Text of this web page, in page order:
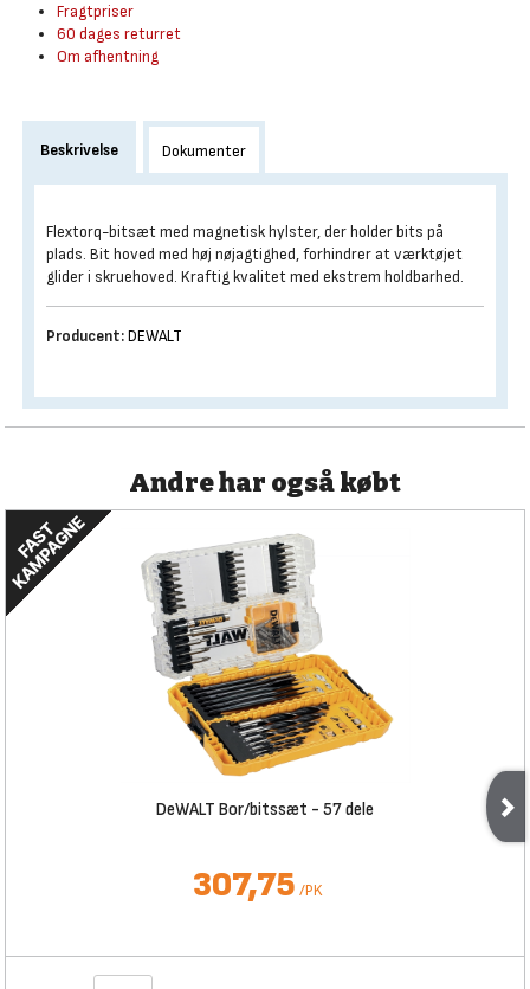
Fragtpriser
60 dages returret
Om afhentning
Beskrivelse Dokumenter
Flextorq-bitsæt med magnetisk hylster, der holder bits på
plads. Bit hoved med høj nøjagtighed, forhindrer at værktøjet
glider i skruehoved. Kraftig kvalitet med ekstrem holdbarhed.
Producent:DEWALT
Andre har også købt
DeWALT Bor/bitssæt - 57 dele
307,75 /PK